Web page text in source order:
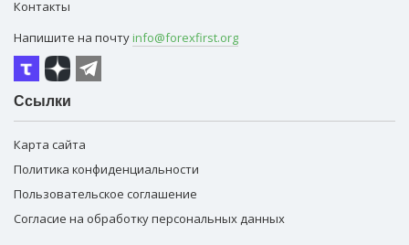
Контакты
Напишите на почту info@forexfirst.org
Ссылки
Карта сайта
Политика конфиденциальности
Пользовательское соглашение
Согласие на обработку персональных данных